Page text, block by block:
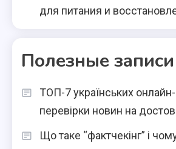
для питания и
Полезные записи
ТОП-7 українських
перевірки новин на
Що таке “фактчекінг” і